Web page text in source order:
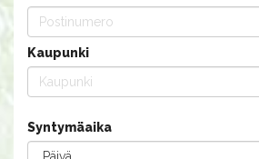
Kaupunki
Syntymäaika